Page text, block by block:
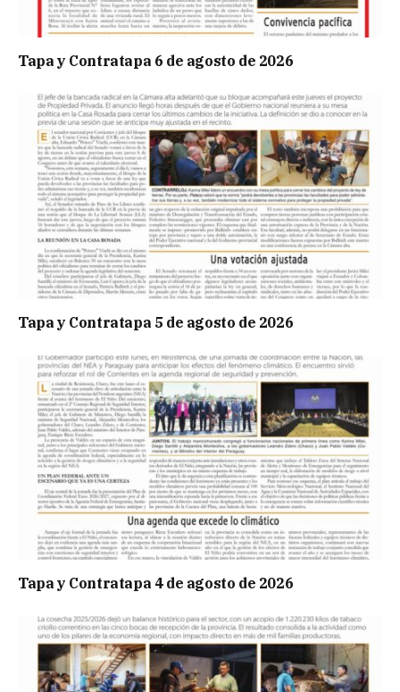
Tapa y Contratapa 6 de agosto de 2026
Tapa y Contratapa 5 de agosto de 2026
Tapa y Contratapa 4 de agosto de 2026